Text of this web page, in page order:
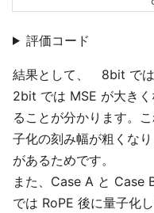
評価コード
結果として、 8bit では
2bit では MSE が大き
ることが分かります。
子化の刻み幅が粗くな
があるためです。
また、Case A と Case
では RoPE 後に量子化